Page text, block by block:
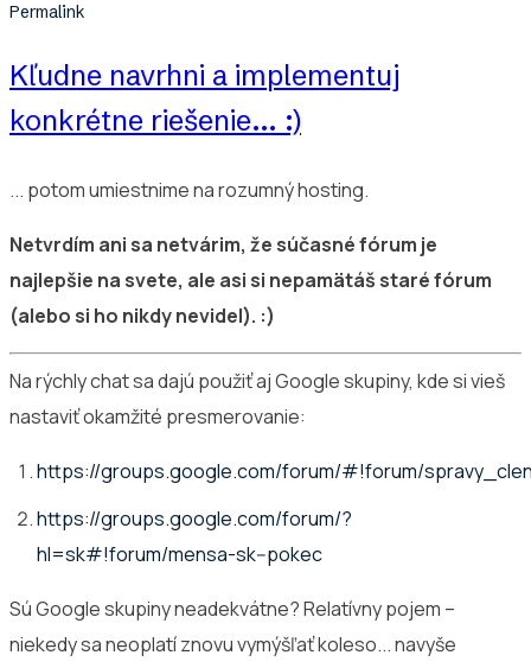
Permalink
Kľudne navrhni a implementuj
konkrétne riešenie... :)
... potom umiestnime na rozumný hosting.
Netvrdím ani sa netvárim, že súčasné fórum je
najlepšie na svete, ale asi si nepamätáš staré fórum
(alebo si ho nikdy nevidel). :)
Na rýchly chat sa dajú použiť aj Google skupiny, kde si vieš
nastaviť okamžité presmerovanie:
https://groups.google.com/forum/#!forum/
https://groups.google.com/forum/?
hl=sk#!forum/mensa-sk--pokec
Sú Google skupiny neadekvátne? Relatívny pojem –
niekedy sa neoplatí znovu vymýšľať koleso... navyše